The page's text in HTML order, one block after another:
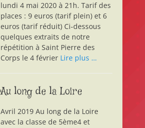
lundi 4 mai 2020 à 21h. Tarif des
places : 9 euros (tarif plein) et 6
euros (tarif réduit) Ci-dessous
quelques extraits de notre
répétition à Saint Pierre des
Corps le 4 février Lire plus …
Au long de la Loire
Avril 2019 Au long de la Loire
avec la classe de 5ème4 et